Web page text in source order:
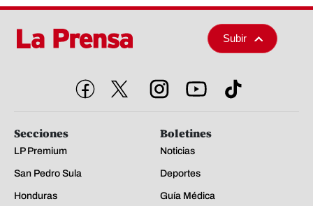
Subir
Secciones
LP Premium
San Pedro Sula
Honduras
Boletines
Noticias
Deportes
Guía Médica